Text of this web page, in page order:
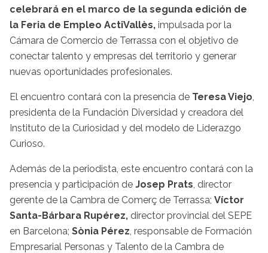
celebrará en el marco de la segunda edición de
la Feria de Empleo ActiVallès, impulsada por la
Cámara de Comercio de Terrassa con el objetivo de
conectar talento y empresas del territorio y generar
nuevas oportunidades profesionales.
El encuentro contará con la presencia de Teresa Viejo,
presidenta de la Fundación Diversidad y creadora del
Instituto de la Curiosidad y del modelo de Liderazgo
Curioso.
Además de la periodista, este encuentro contará con la
presencia y participación de Josep Prats, director
gerente de la Cambra de Comerç de Terrassa; Víctor
Santa-Bárbara Rupérez, director provincial del SEPE
en Barcelona; Sònia Pérez, responsable de Formación
Empresarial Personas y Talento de la Cambra de